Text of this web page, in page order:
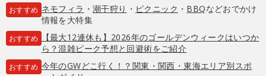
おすすめ ネモフィラ ・ 潮干狩り ・ ピクニック ・ BBQなどおでかけ
情報を大特集
おすすめ
【最大12連休も】2026年のゴールデンウィークはいつか
ら？混雑ピーク予想と回避術をご紹介
おすすめ 今年のGWどこ行く！？関東・関西・東海エリア別スポ